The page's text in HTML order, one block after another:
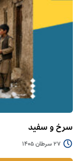
سرخ و سفید
27 سرطان 1405